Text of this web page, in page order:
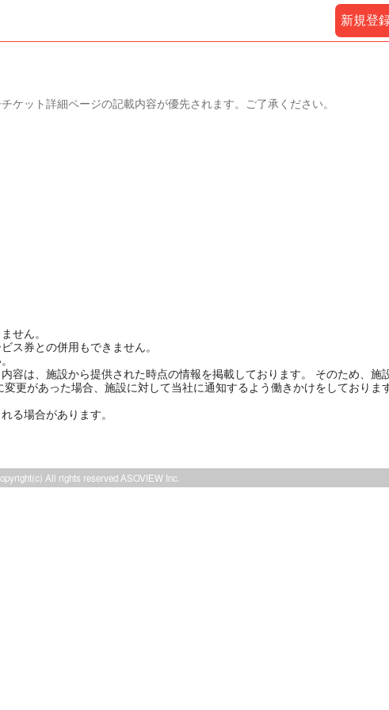
新規登
ット詳細ページの記載内容が優先されます。ご了承ください。
せん。
ス券との併用もできません。
容は、施設から提供された時点の情報を掲載しております。 そのため、施
更があった場合、施設に対して当社に通知するよう働きかけをしておりま
る場合があります。
All rights reserved ASOVIEW Inc.